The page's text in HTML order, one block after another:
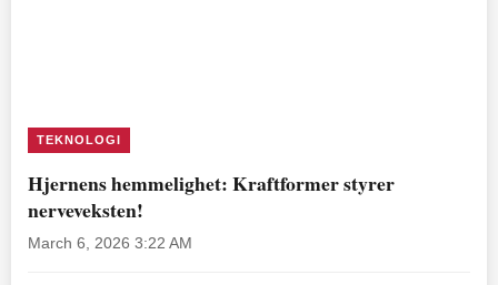
TEKNOLOGI
Hjernens hemmelighet: Kraftformer styrer
nerveveksten!
March 6, 2026 3:22 AM